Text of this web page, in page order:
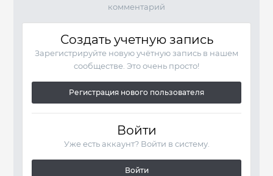
комментарий
Создать учетную запись
Зарегистрируйте новую учётную запись в нашем
сообществе. Это очень просто!
Регистрация нового пользователя
Войти
Уже есть аккаунт? Войти в систему.
Войти